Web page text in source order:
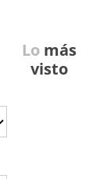
Lo más
visto